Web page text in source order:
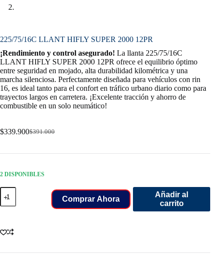
225/75/16C LLANT HIFLY SUPER 2000 12PR
¡Rendimiento y control asegurado! La llanta 225/75/16C
LLANT HIFLY SUPER 2000 12PR ofrece el equilibrio óptimo
entre seguridad en mojado, alta durabilidad kilométrica y una
marcha silenciosa. Perfectamente diseñada para vehículos con rin
16, es ideal tanto para el confort en tráfico urbano diario como para
trayectos largos en carretera. ¡Excelente tracción y ahorro de
combustible en un solo neumático!
$391.000
Original
was:
$339.900Current
is:
2 DISPONIBLES
225/75/16C
LLANT
HIFLY
12PR
Comprar Ahora
Añadir al
carrito